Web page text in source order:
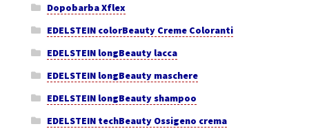
Dopobarba Xflex
EDELSTEIN colorBeauty Creme Coloranti
EDELSTEIN longBeauty lacca
EDELSTEIN longBeauty maschere
EDELSTEIN longBeauty shampoo
EDELSTEIN techBeauty Ossigeno crema